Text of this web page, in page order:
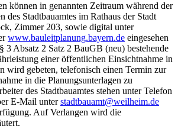
können in genannten Zeitraum während der
des Stadtbauamtes im Rathaus der Stadt
Zimmer 203, sowie digital unter
www.bauleitplanung.bayern.de eingesehen
3 Absatz 2 Satz 2 BauGB (neu) bestehende
einer öffentlichen Einsichtnahme in
wird gebeten, telefonisch einen Termin zur
in die Planungsunterlagen zu
des Stadtbauamtes stehen unter Telefon
E-Mail unterstadtbauamt@weilheim.de
Auf Verlangen wird die